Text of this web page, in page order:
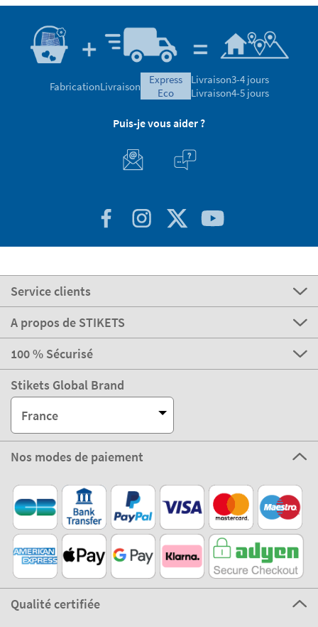
FabricationLivraison
express
eco
Livraison3-4 jours
Livraison4-5 jours
Puis-je vous aider ?
Service clients
A propos de STIKETS
100 % Sécurisé
Stikets Global Brand
France
Nos modes de paiement
Qualité certifiée